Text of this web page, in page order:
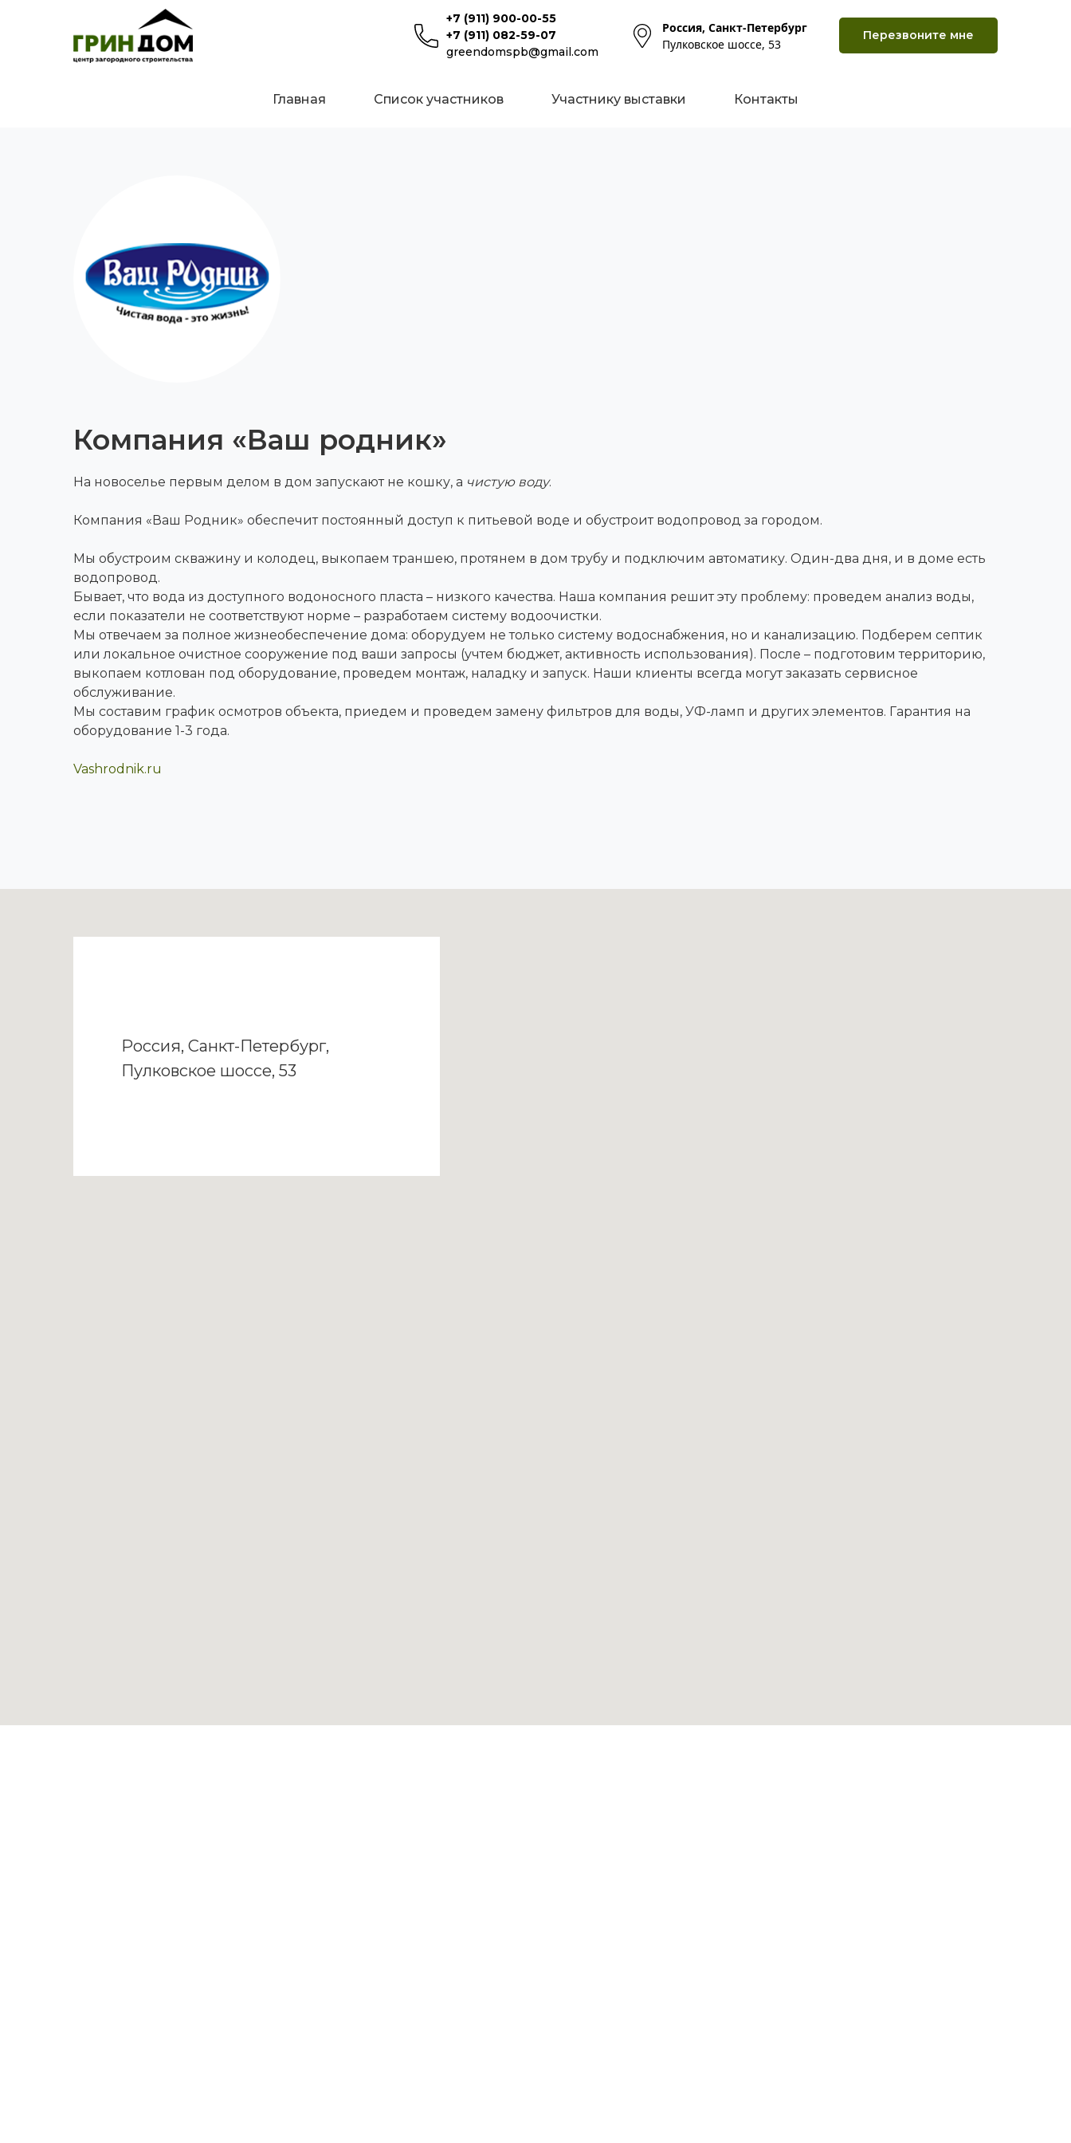
+7 (911) 900-00-55
+7 (911) 082-59-07
greendomspb@gmail.com
Россия, Санкт-Петербург
Пулковское шоссе, 53
Перезвоните мне
Главная Список участников Участнику выставки Контакты
Компания «Ваш родник»
На новоселье первым делом в дом запускают не кошку, а чистую воду.
Компания «Ваш Родник» обеспечит постоянный доступ к питьевой воде и обустроит водопровод за городом.
Мы обустроим скважину и колодец, выкопаем траншею, протянем в дом трубу и подключим автоматику. Один-два дня, и в доме есть
водопровод.
Бывает, что вода из доступного водоносного пласта – низкого качества. Наша компания решит эту проблему: проведем анализ воды,
если показатели не соответствуют норме – разработаем систему водоочистки.
Мы отвечаем за полное жизнеобеспечение дома: оборудуем не только систему водоснабжения, но и канализацию. Подберем септик
или локальное очистное сооружение под ваши запросы (учтем бюджет, активность использования). После – подготовим территорию,
выкопаем котлован под оборудование, проведем монтаж, наладку и запуск. Наши клиенты всегда могут заказать сервисное
обслуживание.
Мы составим график осмотров объекта, приедем и проведем замену фильтров для воды, УФ-ламп и других элементов. Гарантия на
оборудование 1-3 года.
Vashrodnik.ru
Россия, Санкт-Петербург,
Пулковское шоссе, 53